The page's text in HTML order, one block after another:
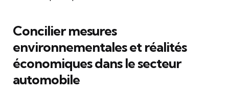
Concilier mesures
environnementales et réalités
économiques dans le secteur
automobile